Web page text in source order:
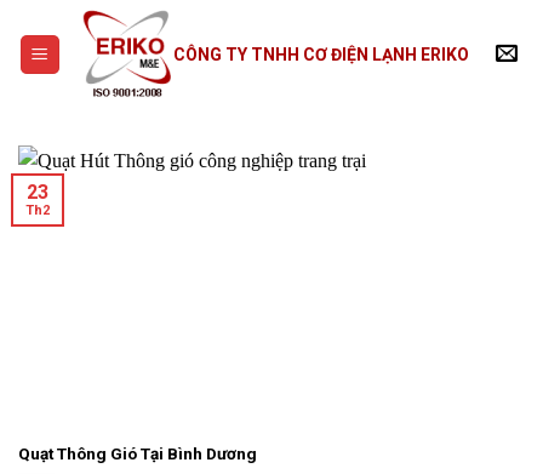
content
CÔNG TY TNHH CƠ ĐIỆN LẠNH ERIKO
Quạt Thông Gió Tại Bình Dương
23
Th2